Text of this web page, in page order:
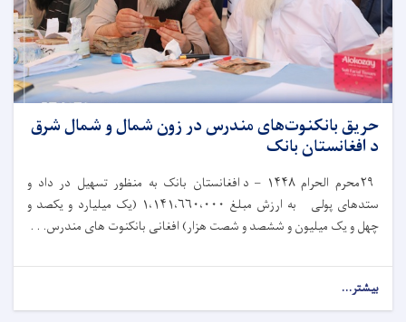
حریق بانکنوت‌های مندرس در زون شمال و شمال شرق
د افغانستان بانک
۲۹محرم الحرام۱۴۴۸ –
د افغانستان بانک به‌ منظور تسهیل در داد و
ستدهای پولی به ارزش مبلغ ۱،۱۴۱،۶۶۰،۰۰۰ ( یک میلیارد و یکصد و
چهل و یک میلیون و ششصد و شصت هزار) افغانی بانکنوت های مندرس. . .
بیشتر...